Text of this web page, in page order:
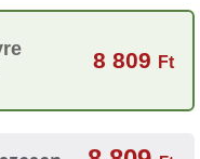
8 809 Ft